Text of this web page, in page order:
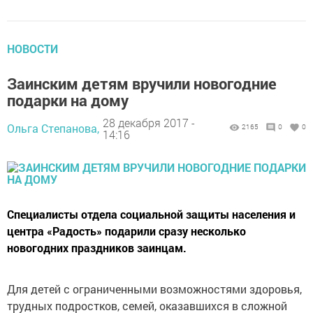
НОВОСТИ
Заинским детям вручили новогодние
подарки на дому
Ольга Степанова, 28 декабря 2017 -
14:16
2165 0 0
Специалисты отдела социальной защиты населения и
центра «Радость» подарили сразу несколько
новогодних праздников заинцам.
Для детей с ограниченными возможностями здоровья,
трудных подростков, семей, оказавшихся в сложной